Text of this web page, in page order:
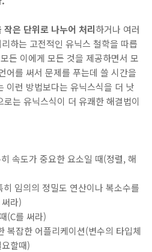
작은 단위로 나누어 처리하거나 여러
하는 고전적인 유닉스 철학을 따릅
든 이에게 모든 것을 제공하면서 모
어를 써서 문제를 푸는데 쓸 시간을
이런 방법보다는 유닉스식을 더 낫
는 유닉스식이 더 유쾌한 해결법이
속도가 중요한 요소일 때(정렬, 해
임의의 정밀도 연산이나 복소수를
라)
(C를 써라)
복잡한 어플리케이션(변수의 타입체
할때)